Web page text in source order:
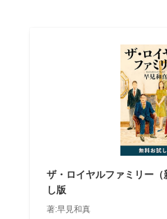
ザ・ロイヤルファミリー
し版
著:早見和真